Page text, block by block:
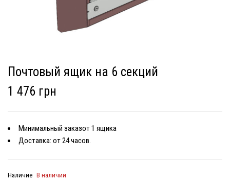
Почтовый ящик на 6 секций
1 476 грн
Минимальный заказот 1 ящика
Доставка: от 24 часов.
Наличие В наличии